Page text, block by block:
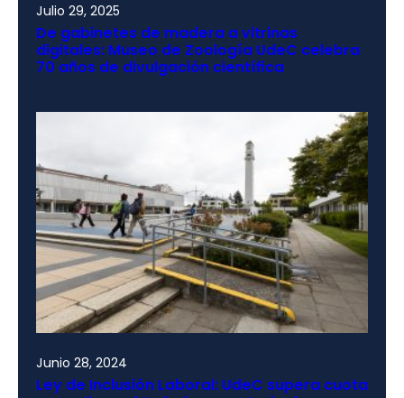
Julio 29, 2025
De gabinetes de madera a vitrinas
digitales: Museo de Zoología UdeC celebra
70 años de divulgación científica
Junio 28, 2024
Ley de Inclusión Laboral: UdeC supera cuota